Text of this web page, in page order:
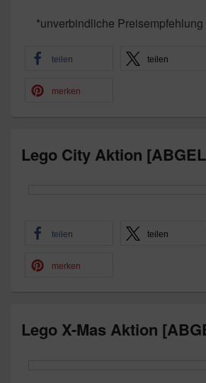
*unverbindliche
teilen teilen
merken
Lego City Aktion
teilen teilen
merken
Lego X-Mas Aktion